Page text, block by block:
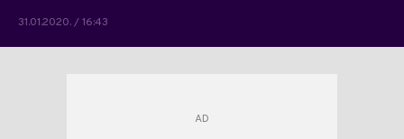
31.01.2020. / 16:43